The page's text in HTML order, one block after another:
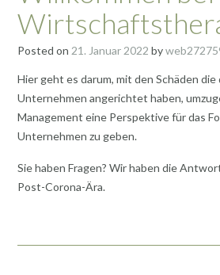
Posted on 21. Januar 2022 by
Hier geht es darum, mit den Schäden
Unternehmen angerichtet haben,
Management eine Perspektive für das
Unternehmen zu geben.
Sie haben Fragen? Wir haben die
Post-Corona-Ära.